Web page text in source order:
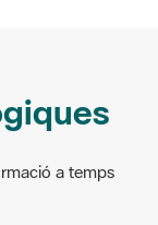
a temps